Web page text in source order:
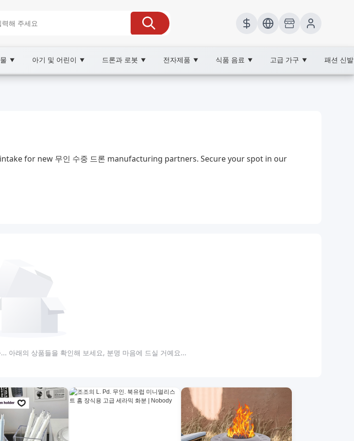
▼ 아기 및 어린이 ▼ 드론과 로봇 ▼ 전자제품 ▼ 식품 음료 ▼ 고급 가구 ▼ 패션 신
for new 무인 수중 드론 manufacturing partners. Secure your spot in our
아래의 상품들을 확인해 보세요, 분명 마음에 드실 거예요...